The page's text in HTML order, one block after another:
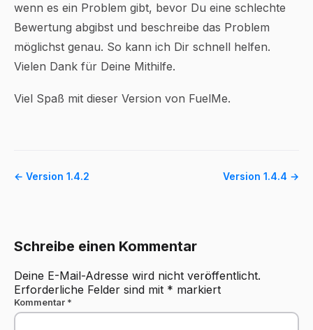
wenn es ein Problem gibt, bevor Du eine schlechte
Bewertung abgibst und beschreibe das Problem
möglichst genau. So kann ich Dir schnell helfen.
Vielen Dank für Deine Mithilfe.
Viel Spaß mit dieser Version von FuelMe.
← Version 1.4.2 Version 1.4.4 →
Schreibe einen Kommentar
Deine E-Mail-Adresse wird nicht veröffentlicht.
Erforderliche Felder sind mit * markiert
Kommentar *